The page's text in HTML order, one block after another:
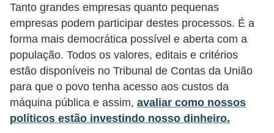
Tanto grandes empresas quanto pequenas
empresas podem participar destes processos. É a
forma mais democrática possível e aberta com a
população. Todos os valores, editais e critérios
estão disponíveis no Tribunal de Contas da União
para que o povo tenha acesso aos custos da
máquina pública e assim, avaliar como nossos
políticos estão investindo nosso dinheiro.
o
s
F
o
r
m
a